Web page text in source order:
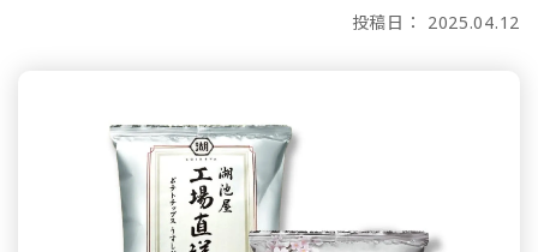
投稿日： 2025.04.12